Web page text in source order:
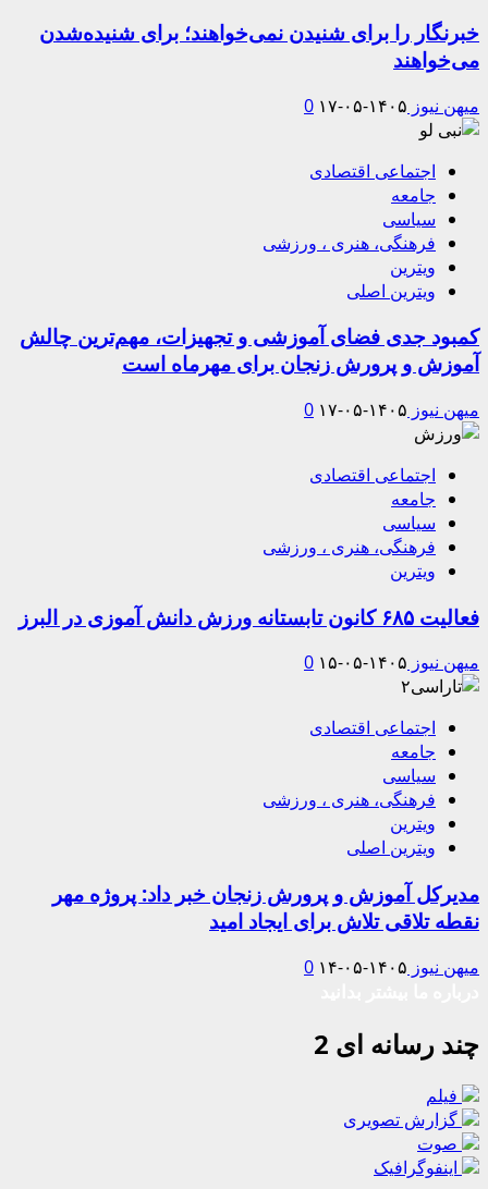
خبرنگار را برای شنیدن نمی‌خواهند؛ برای شنیده‌شدن
می‌خواهند
میهن نیوز ۱۴۰۵-۰۵-۱۷ 0
اجتماعی اقتصادی
جامعه
سیاسی
فرهنگی، هنری ، ورزشی
ویترین
ویترین اصلی
کمبود جدی فضای آموزشی و تجهیزات، مهم‌ترین چالش
آموزش و پرورش زنجان برای مهرماه است
میهن نیوز ۱۴۰۵-۰۵-۱۷ 0
اجتماعی اقتصادی
جامعه
سیاسی
فرهنگی، هنری ، ورزشی
ویترین
فعالیت ۶۸۵ کانون تابستانه ورزش دانش آموزی در البرز
میهن نیوز ۱۴۰۵-۰۵-۱۵ 0
اجتماعی اقتصادی
جامعه
سیاسی
فرهنگی، هنری ، ورزشی
ویترین
ویترین اصلی
مدیرکل آموزش و پرورش زنجان خبر داد: پروژه مهر
نقطه تلاقی تلاش برای ایجاد امید
میهن نیوز ۱۴۰۵-۰۵-۱۴ 0
چند رسانه ای 2
فیلم
گزارش تصویری
صوت
اینفوگرافیک